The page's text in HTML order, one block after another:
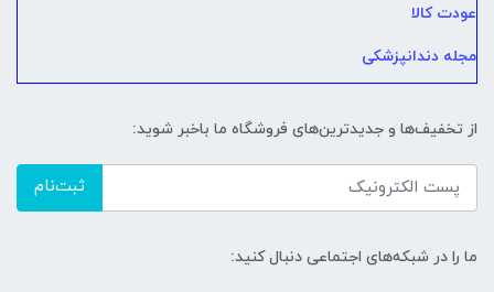
عودت کالا
مجله دندانپزشکی
از تخفیف‌ها و جدیدترین‌های فروشگاه ما باخبر شوید:
ثبت‌نام
ما را در شبکه‌های اجتماعی دنبال کنید: